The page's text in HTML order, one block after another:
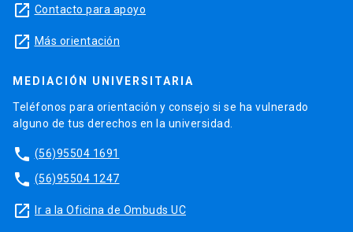
launch Contacto para apoyo
launch Más orientación
MEDIACIÓN UNIVERSITARIA
Teléfonos para orientación y consejo si se ha vulnerado
alguno de tus derechos en la universidad.
phone (56)95504 1691
phone (56)95504 1247
launch Ir a la Oficina de Ombuds UC